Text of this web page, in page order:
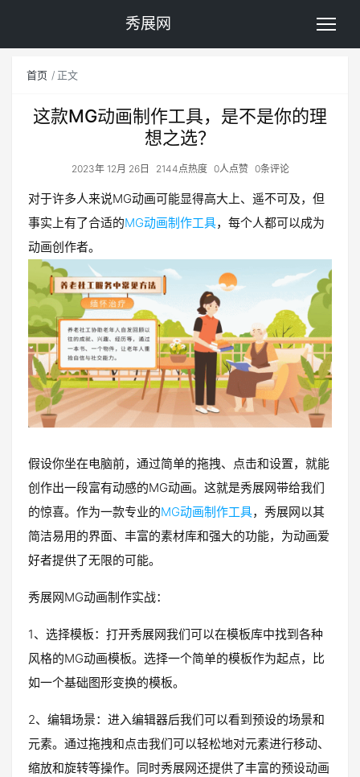
秀展网
首页 正文
这款MG动画制作工具，是不是你的理
想之选？
2023年 12月 26日 2144点热度 0人点赞 0条评论
对于许多人来说MG动画可能显得高大上、遥不可及，但
事实上有了合适的MG动画制作工具，每个人都可以成为
动画创作者。
假设你坐在电脑前，通过简单的拖拽、点击和设置，就能
创作出一段富有动感的MG动画。这就是秀展网带给我们
的惊喜。作为一款专业的MG动画制作工具，秀展网以其
简洁易用的界面、丰富的素材库和强大的功能，为动画爱
好者提供了无限的可能。
秀展网MG动画制作实战：
1、选择模板：打开秀展网我们可以在模板库中找到各种
风格的MG动画模板。选择一个简单的模板作为起点，比
如一个基础图形变换的模板。
2、编辑场景：进入编辑器后我们可以看到预设的场景和
元素。通过拖拽和点击我们可以轻松地对元素进行移动、
缩放和旋转等操作。同时秀展网还提供了丰富的预设动画